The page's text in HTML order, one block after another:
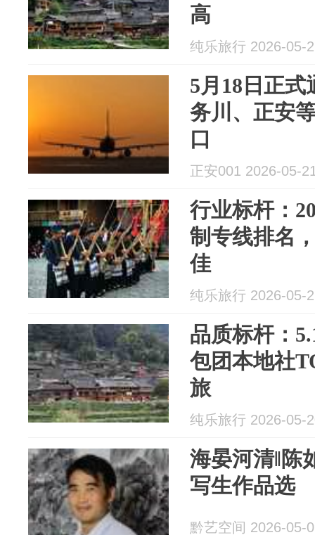
高
纯乐旅行 2026-05-
5月18日正
务川、正安
口
正安001 2026-05-
行业标杆：
制专线排名
佳
纯乐旅行 2026-05-
品质标杆：
包团本地社
旅
纯乐旅行 2026-05-
海晏河清‖陈
写生作品选
黔艺空间 2026-05-